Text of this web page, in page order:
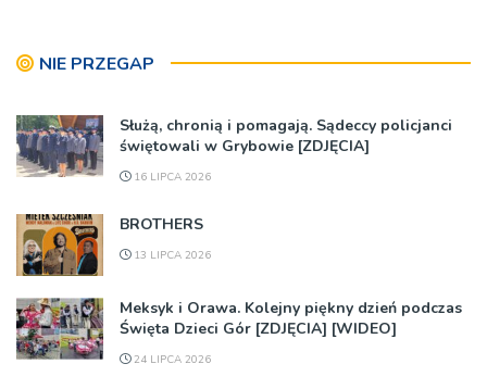
NIE PRZEGAP
Służą, chronią i pomagają. Sądeccy policjanci
świętowali w Grybowie [ZDJĘCIA]
16 LIPCA 2026
BROTHERS
13 LIPCA 2026
Meksyk i Orawa. Kolejny piękny dzień podczas
Święta Dzieci Gór [ZDJĘCIA] [WIDEO]
24 LIPCA 2026